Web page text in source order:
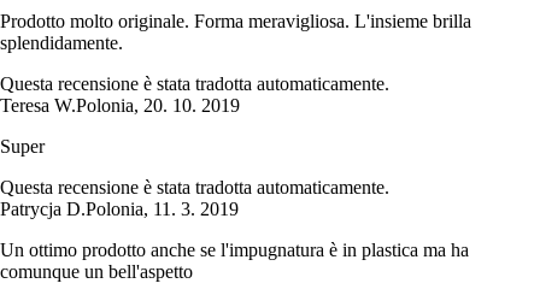
Prodotto molto originale. Forma meravigliosa. L'insieme brilla
splendidamente.
Questa recensione è stata tradotta automaticamente.
Teresa W.Polonia, 20. 10. 2019
Super
Questa recensione è stata tradotta automaticamente.
Patrycja D.Polonia, 11. 3. 2019
Un ottimo prodotto anche se l'impugnatura è in plastica ma ha
comunque un bell'aspetto